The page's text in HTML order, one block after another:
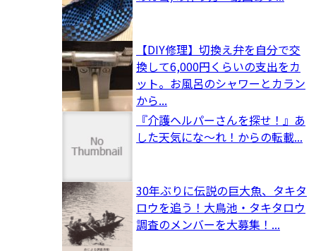
【DIY修理】切換え弁を自分で交
換して6,000円くらいの支出をカ
ット。お風呂のシャワーとカラン
から...
『介護ヘルパーさんを探せ！』あ
した天気にな～れ！からの転載...
30年ぶりに伝説の巨大魚、タキタ
ロウを追う！大鳥池・タキタロウ
調査のメンバーを大募集！...